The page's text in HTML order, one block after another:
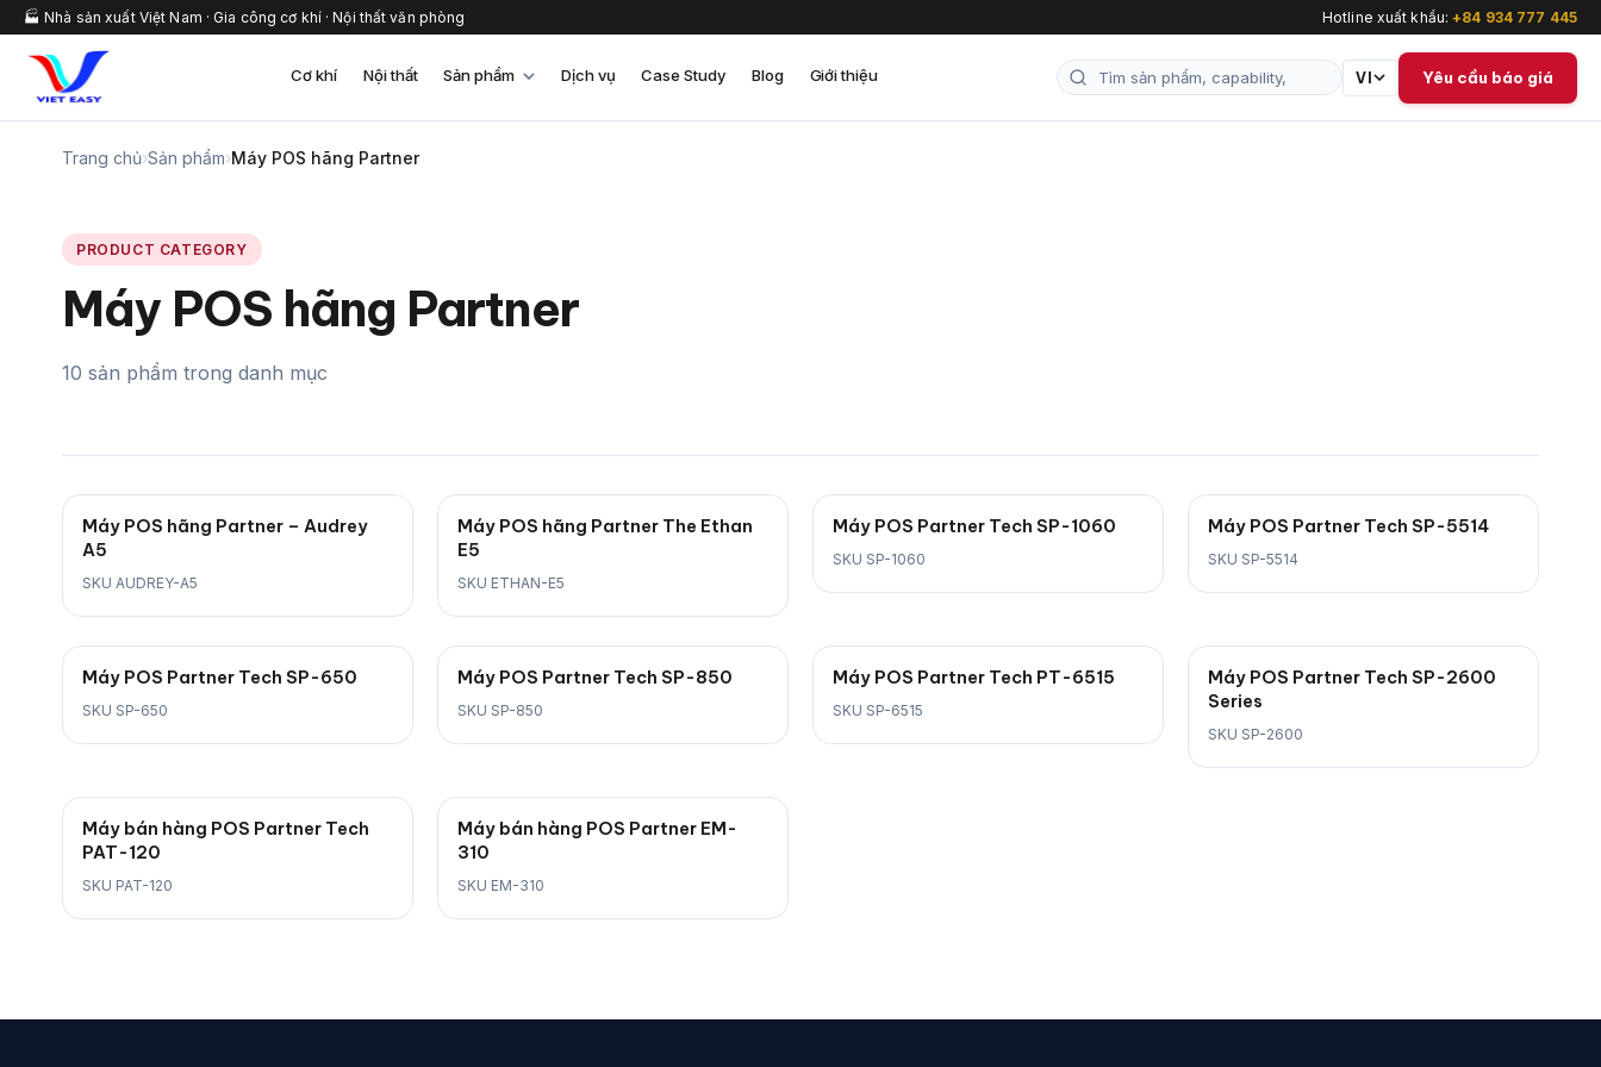
🏭 Nhà sản xuất Việt Nam · Gia công cơ khí · Nội thất văn phòng Hotline xuất khẩu:+84 934 777 445
Cơ khí Nội thất Sản phẩm Dịch vụ Case Study Blog Giới thiệu VI Yêu cầu báo giá
Trang chủ›Sản phẩm›Máy POS hãng Partner
PRODUCT CATEGORY
Máy POS hãng Partner
10 sản phẩm trong danh mục
Máy POS hãng Partner – Audrey
A5
SKU AUDREY-A5
Máy POS hãng Partner The Ethan
E5
SKU ETHAN-E5
Máy POS Partner Tech SP-1060
SKU SP-1060
Máy POS Partner Tech SP-5514
SKU SP-5514
Máy POS Partner Tech SP-650
SKU SP-650
Máy POS Partner Tech SP-850
SKU SP-850
Máy POS Partner Tech PT-6515
SKU SP-6515
Máy POS Partner Tech SP-2600
Series
SKU SP-2600
Máy bán hàng POS Partner Tech
PAT-120
SKU PAT-120
Máy bán hàng POS Partner EM-
310
SKU EM-310